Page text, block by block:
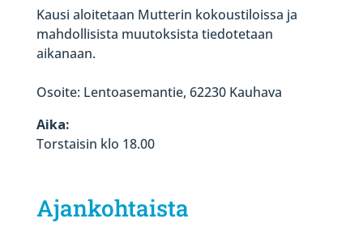
Kausi aloitetaan Mutterin kokoustiloissa ja
mahdollisista muutoksista tiedotetaan
aikanaan.
Osoite: Lentoasemantie, 62230 Kauhava
Aika:
Torstaisin klo 18.00
Ajankohtaista